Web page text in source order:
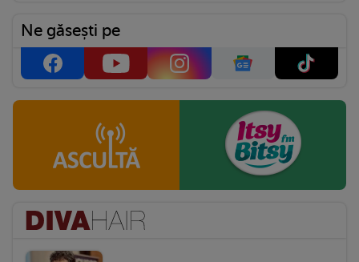
Ne găsești pe